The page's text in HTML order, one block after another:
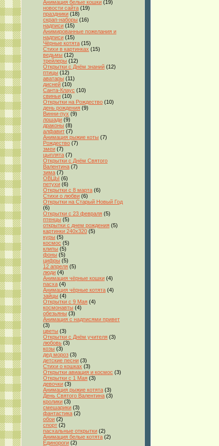
Анимация белые кошки (19)
новости сайта (19)
праздники (18)
скрап-наборы (16)
надписи (15)
Анимированные пожелания и
надписи (15)
Чёрные котята (15)
Стихи в картинках (15)
ведьмы (12)
трейлеры (12)
Открытки с Днём знаний (12)
птицы (12)
аватары (11)
дисней (10)
Санта-Клаус (10)
свиньи (10)
Открытки на Рождество (10)
день рождения (9)
Винни-пух (9)
лошади (9)
драконы (8)
алфавит (7)
Анимация рыжие коты (7)
Рождество (7)
змеи (7)
цыплята (7)
Открытки с Днём Святого
Валентина (7)
зима (7)
ОВЦЫ (6)
петухи (6)
Открытки с 8 марта (6)
Стихи о любви (6)
Открытки на Старый Новый Год
(6)
Открытки с 23 февраля (5)
птенцы (5)
открытки с днем рождения (5)
картинки 240x320 (5)
куры (5)
космос (5)
клипы (5)
фоны (5)
цифры (5)
12 апреля (5)
люди (4)
Анимация чёрные кошки (4)
пасха (4)
Анимация чёрные котята (4)
зайцы (4)
Открытки с 9 Мая (4)
космонавты (4)
обезьяны (3)
Анимация с надписями привет
(3)
цветы (3)
Открытки с Днём учителя (3)
любовь (3)
козы (3)
дед мороз (3)
детские песни (3)
Стихи о кошках (3)
Открытки авиация и космос (3)
Открытки с 1 Мая (3)
девочки (3)
Анимация рыжие котята (3)
День Святого Валентина (3)
кролики (3)
смешарики (3)
фантастика (2)
обои (2)
спорт (2)
пасхальные открытки (2)
Анимация белые котята (2)
Единороги (2)